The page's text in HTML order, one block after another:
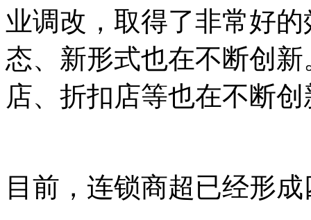
业调改，取得了非常好
态、新形式也在不断创
店、折扣店等也在不断
目前，连锁商超已经形